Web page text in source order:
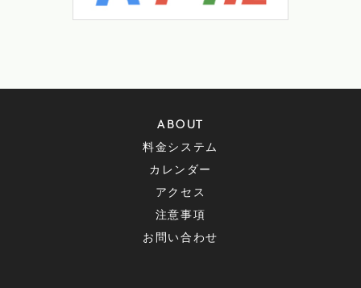
ABOUT
料金システム
カレンダー
アクセス
注意事項
お問い合わせ